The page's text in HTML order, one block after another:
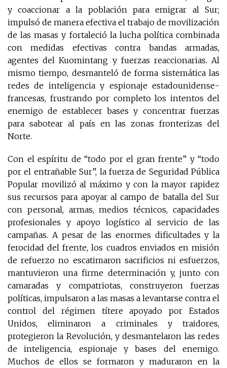
y coaccionar a la población para emigrar al Sur;
impulsó de manera efectiva el trabajo de movilización
de las masas y fortaleció la lucha política combinada
con medidas efectivas contra bandas armadas,
agentes del Kuomintang y fuerzas reaccionarias. Al
mismo tiempo, desmanteló de forma sistemática las
redes de inteligencia y espionaje estadounidense-
francesas, frustrando por completo los intentos del
enemigo de establecer bases y concentrar fuerzas
para sabotear al país en las zonas fronterizas del
Norte.
Con el espíritu de “todo por el gran frente” y “todo
por el entrañable Sur”, la fuerza de Seguridad Pública
Popular movilizó al máximo y con la mayor rapidez
sus recursos para apoyar al campo de batalla del Sur
con personal, armas, medios técnicos, capacidades
profesionales y apoyo logístico al servicio de las
campañas. A pesar de las enormes dificultades y la
ferocidad del frente, los cuadros enviados en misión
de refuerzo no escatimaron sacrificios ni esfuerzos,
mantuvieron una firme determinación y, junto con
camaradas y compatriotas, construyeron fuerzas
políticas, impulsaron a las masas a levantarse contra el
control del régimen títere apoyado por Estados
Unidos, eliminaron a criminales y traidores,
protegieron la Revolución, y desmantelaron las redes
de inteligencia, espionaje y bases del enemigo.
Muchos de ellos se formaron y maduraron en la